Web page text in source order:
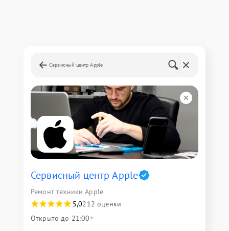
Сервисный центр Apple
Сервисный центр Apple
Ремонт техники Apple
5,0212 оценки
Открыто до 21:00